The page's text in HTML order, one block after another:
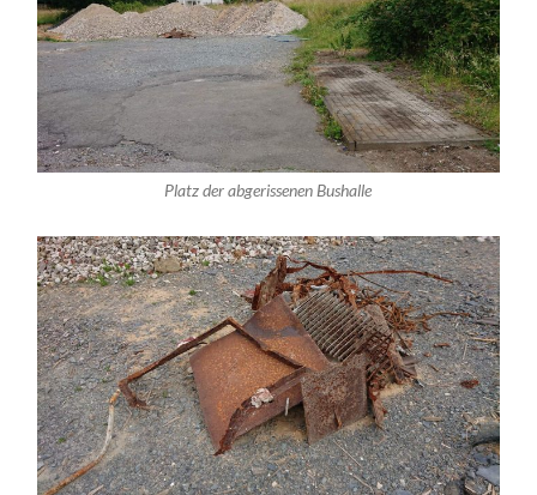
Platz der abgerissenen Bushalle